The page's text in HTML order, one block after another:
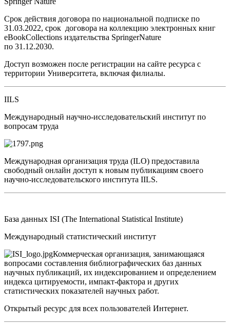
Срок действия договора по национальной подписке по
31.03.2022, срок договора на коллекцию электронных книг
eBookCollections издательства SpringerNature
по 31.12.2030.
Доступ возможен после регистрации на сайте ресурса с
территории Университета, включая филиалы.
IILS
Международный научно-исследовательский институт по
вопросам труда
Международная организация труда (ILO) предоставила
свободный онлайн доступ к новым публикациям своего
научно-исследовательского института IILS.
База данных ISI (The International Statistical Institute)
Международный статистический институт
Коммерческая организация, занимающаяся
вопросами составления библиографических баз данных
научных публикаций, их индексированием и определением
индекса цитируемости, импакт-фактора и других
статистических показателей научных работ.
Открытый ресурс для всех пользователей Интернет.